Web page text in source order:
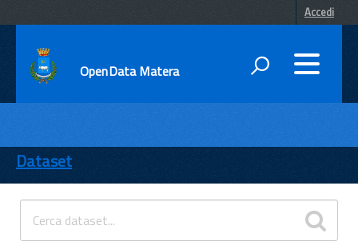
Accedi
OpenData Matera
ENTI
TEMI
INFORMAZIONI
Dataset